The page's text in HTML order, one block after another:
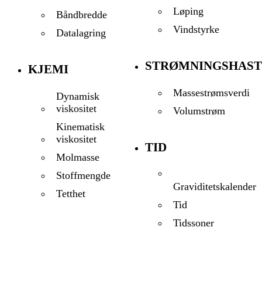
Båndbredde
Datalagring
KJEMI
Dynamisk
viskositet
Kinematisk
viskositet
Molmasse
Stoffmengde
Tetthet
Løping
Vindstyrke
Massestrømsverdi
Volumstrøm
TID
Graviditetskalender
Tid
Tidssoner